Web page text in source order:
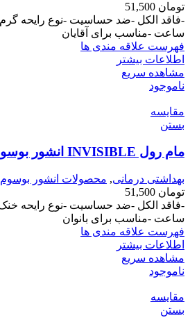
تومان
ساعت -مناسب برای آقایان
فهرست علاقه مندی ها
اطلاعات بیشتر
مشاهده سریع
ناموجود
مقایسه
بستن
مام رول INVISIBLE انشور بوسوم
بهداشتی درمانی, محصولات انشور بوسوم
تومان
ساعت -مناسب برای بانوان
فهرست علاقه مندی ها
اطلاعات بیشتر
مشاهده سریع
ناموجود
مقایسه
بستن